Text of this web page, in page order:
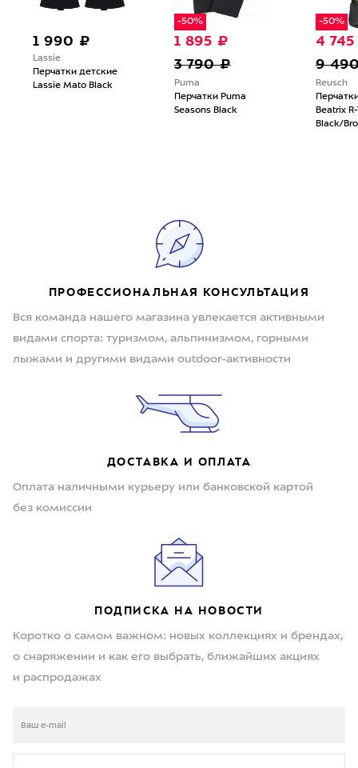
1 990 ₽
Lassie
Перчатки детские
Lassie Mato Black
-50%
1 895 ₽
3 790 ₽
Puma
Перчатки Puma
Seasons Black
-50%
4
9
Reusch
Beatrix
Black/
ПРОФЕССИОНАЛЬНАЯ КОНСУЛЬТАЦИЯ
Вся команда нашего магазина увлекается активными
видами спорта: туризмом, альпинизмом, горными
лыжами и другими видами outdoor-активности
ДОСТАВКА И ОПЛАТА
Оплата наличными курьеру или банковской картой
без комиссии
ПОДПИСКА НА НОВОСТИ
Коротко о самом важном: новых коллекциях и брендах,
о снаряжении и как его выбрать, ближайших акциях
и распродажах